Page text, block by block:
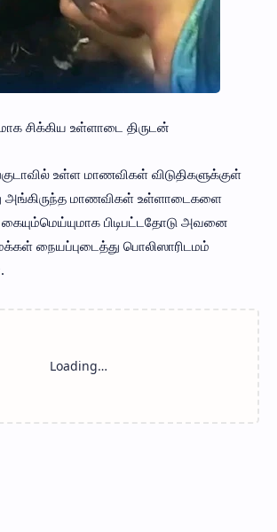
சிக்கிய உள்ளாடை திருடன்
உள்ள மாணவிகள் விடுதிகளுக்குள்
அங்கிருந்த மாணவிகள் உள்ளாடைகளை
பிடிபட்டதோடு அவனை
நையப்புடைத்து பொலிஸாரிடமம்